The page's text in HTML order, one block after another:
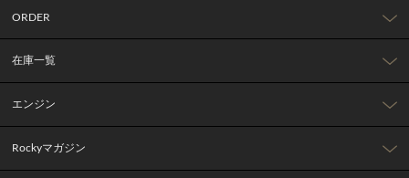
ORDER
在庫一覧
エンジン
Rockyマガジン